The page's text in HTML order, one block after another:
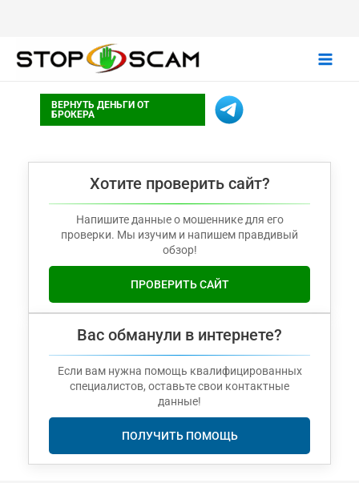
ВЕРНУТЬ ДЕНЬГИ ОТ
БРОКЕРА
Хотите проверить сайт?
Напишите данные о мошеннике для его
проверки. Мы изучим и напишем правдивый
обзор!
ПРОВЕРИТЬ САЙТ
Вас обманули в интернете?
Если вам нужна помощь квалифицированных
специалистов, оставьте свои контактные
данные!
ПОЛУЧИТЬ ПОМОЩЬ